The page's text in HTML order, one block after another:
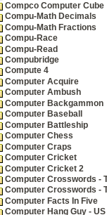
Compco Computer Cube
Compu-Math Decimals
Compu-Math Fractions
Compu-Race
Compu-Read
Compubridge
Compute 4
Computer Acquire
Computer Ambush
Computer Backgammon
Computer Baseball
Computer Battleship
Computer Chess
Computer Craps
Computer Cricket
Computer Cricket 2
Computer Crosswords -
Computer Crosswords -
Computer Facts In Five
Computer Hang Guy -